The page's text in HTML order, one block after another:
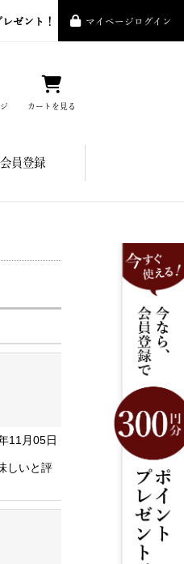
レゼント！ マイページログイン
カートを見る
員登録
11月05日
しいと評